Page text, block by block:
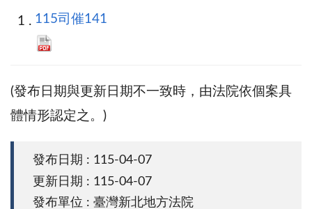
115司催141
(發布日期與更新日期不一致時，由法院依個案具
體情形認定之。)
發布日期 : 115-04-07
更新日期 : 115-04-07
發布單位 : 臺灣新北地方法院